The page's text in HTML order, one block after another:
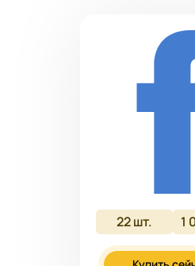
22шт. 1